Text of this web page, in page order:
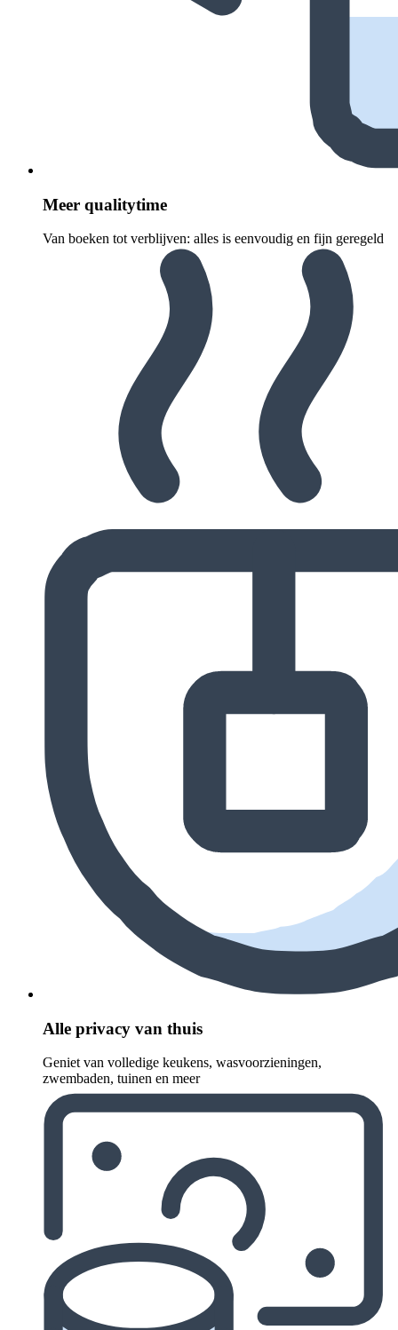
Meer quali­ty­time
Van boeken tot verblijven: alles is eenvoudig en fijn geregeld
Alle privacy van thuis
Geniet van volledige keukens, wasvoorzieningen,
zwembaden, tuinen en meer